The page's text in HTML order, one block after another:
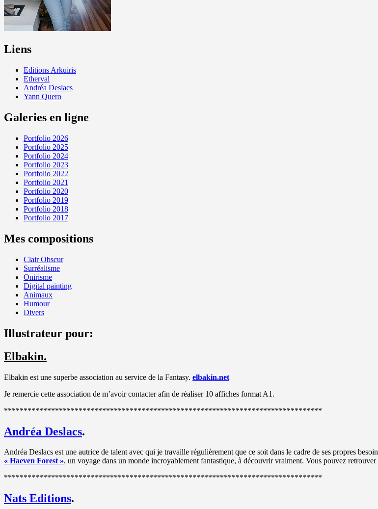
Liens
Editions Arkuiris
Etherval
Andréa Deslacs
Yann Quero
Galeries en ligne
Portfolio 2026
Portfolio 2025
Portfolio 2024
Portfolio 2023
Portfolio 2022
Portfolio 2021
Portfolio 2020
Portfolio 2019
Portfolio 2018
Portfolio 2017
Mes compositions
Clair Obscur
Surréalisme
Onirisme
Digital painting
Animaux
Humour
Divers
Illustrateur pour:
Elbakin.
Elbakin est une superbe association au service de la Fantasy. elbakin.net
Je remercie cette association de m’avoir contacter afin de réaliser 10 affiches format A1.
*********************************************************************************
Andréa Deslacs.
Andréa Deslacs est une autrice de talent avec qui je travaille régulièrement que ce soit dans le cadre de ses propres
« Haeven Forest », un voyage dans un monde incroyablement fantastique, à découvrir vraiment. Vous pouvez
*********************************************************************************
Nats Editions.